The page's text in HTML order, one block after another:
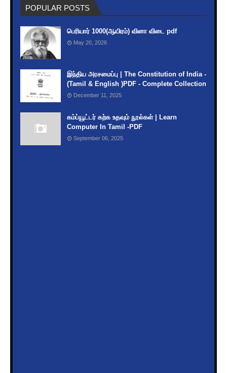
India's Rivers and their Names, origin &
POPULAR POSTS
பெரியார் 1000(ஆயிரம்) வினா விடை pdf
May 20, 2026
இந்திய அரசமைப்பு | The Constitution of India -
(Tamil & English )PDF - Complete Collection
December 11, 2025
கம்ப்யூட்டர் கற்க உதவும் நூல்கள் | Learn
Computer In Tamil -PDF
September 06, 2025